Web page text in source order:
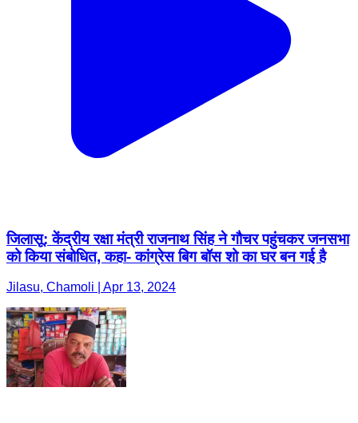
जिलासू: केंद्रीय रक्षा मंत्री राजनाथ सिंह ने गौचर पहुंचकर जनसभा
को किया संबोधित, कहा- कांग्रेस बिग बॉस शो का घर बन गई है
Jilasu, Chamoli | Apr 13, 2024